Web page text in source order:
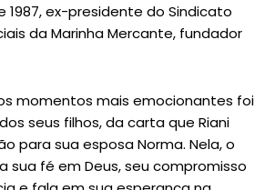
1987, ex-presidente do Sindicato
da Marinha Mercante, fundador
momentos mais emocionantes foi
seus filhos, da carta que Riani
para sua esposa Norma. Nela, o
sua fé em Deus, seu compromisso